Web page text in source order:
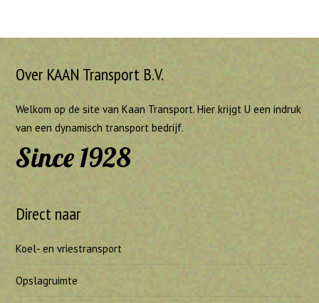
Over KAAN Transport B.V.
Welkom op de site van Kaan Transport. Hier krijgt U een indruk
van een dynamisch transport bedrijf.
Since 1928
Direct naar
Koel- en vriestransport
Opslagruimte